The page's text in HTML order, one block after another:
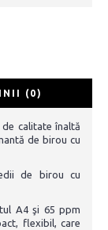
(0)
calitate înaltă
de birou cu
de birou cu
A4 şi 65 ppm
flexibil, care